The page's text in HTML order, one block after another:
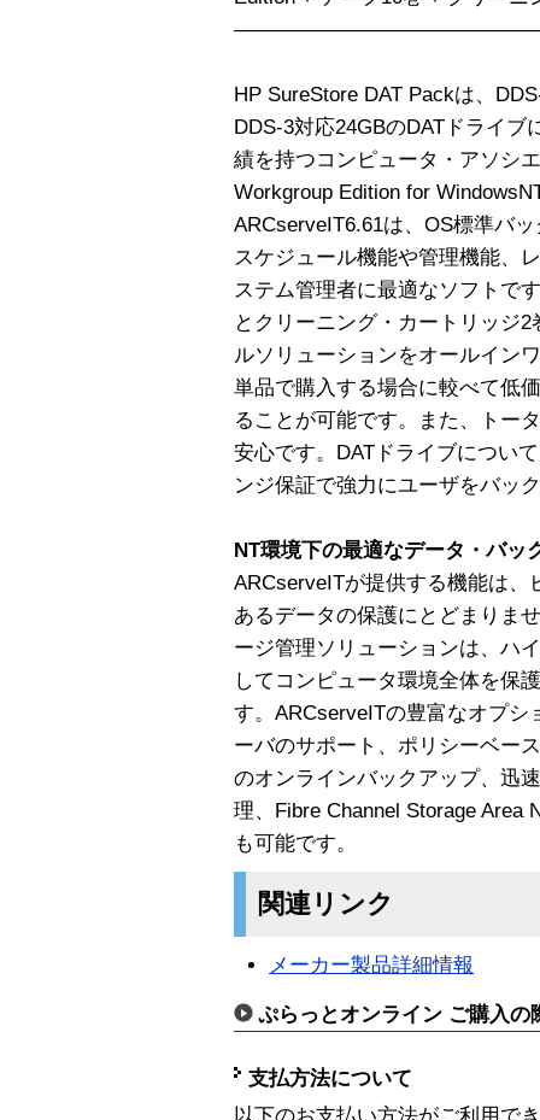
HP SureStore DAT Packは、
DDS-3対応24GBのDATドライ
績を持つコンピュータ・アソシ
Workgroup Edition for
ARCserveIT6.61は、OS標準バ
スケジュール機能や管理機能、
ステム管理者に最適なソフトで
とクリーニング・カートリッジ
ルソリューションをオールイン
単品で購入する場合に較べて低
ることが可能です。また、トー
安心です。DATドライブについ
ンジ保証で強力にユーザをバッ
NT環境下の最適なデータ・バッ
ARCserveITが提供する機能は
あるデータの保護にとどまりま
ージ管理ソリューションは、ハ
してコンピュータ環境全体を保
す。ARCserveITの豊富なオプ
ーバのサポート、ポリシーベー
のオンラインバックアップ、迅
理、Fibre Channel Storage Area
も可能です。
関連リンク
メーカー製品詳細情報
ぷらっとオンライン ご購入の
支払方法について